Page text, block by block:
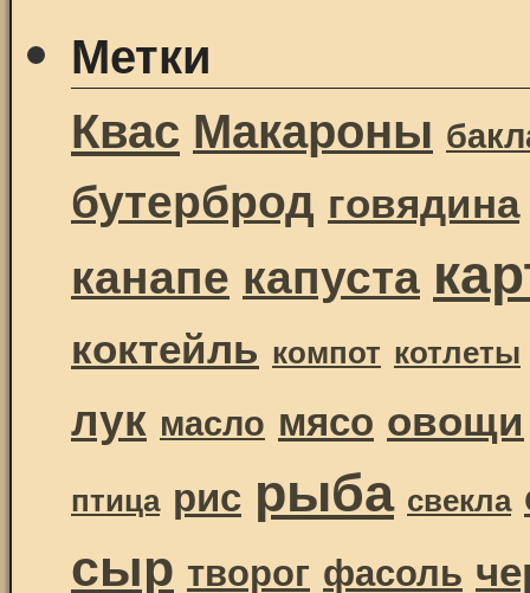
Метки
Квас Макароны
бутерброд говядина
канапе капуста
коктейль компот котлеты
лук масло мясо овощи
птица рис рыба свекла
сыр творог фасоль